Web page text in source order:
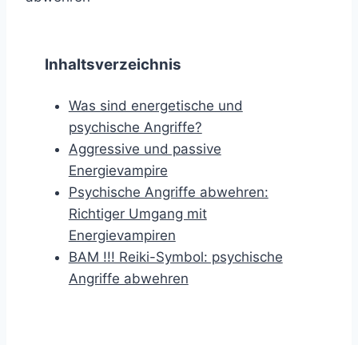
Inhaltsverzeichnis
Was sind energetische und
psychische Angriffe?
Aggressive und passive
Energievampire
Psychische Angriffe abwehren:
Richtiger Umgang mit
Energievampiren
BAM !!! Reiki-Symbol: psychische
Angriffe abwehren